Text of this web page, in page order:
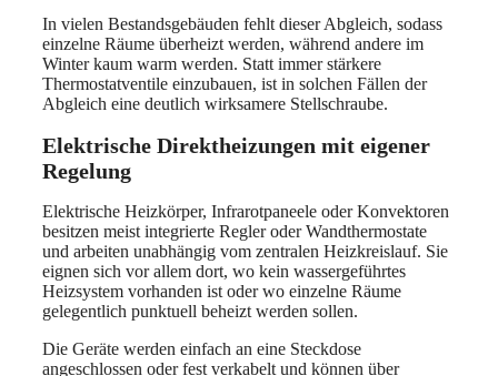
In vielen Bestandsgebäuden fehlt dieser Abgleich, sodass
einzelne Räume überheizt werden, während andere im
Winter kaum warm werden. Statt immer stärkere
Thermostatventile einzubauen, ist in solchen Fällen der
Abgleich eine deutlich wirksamere Stellschraube.
Elektrische Direktheizungen mit eigener
Regelung
Elektrische Heizkörper, Infrarotpaneele oder Konvektoren
besitzen meist integrierte Regler oder Wandthermostate
und arbeiten unabhängig vom zentralen Heizkreislauf. Sie
eignen sich vor allem dort, wo kein wassergeführtes
Heizsystem vorhanden ist oder wo einzelne Räume
gelegentlich punktuell beheizt werden sollen.
Die Geräte werden einfach an eine Steckdose
angeschlossen oder fest verkabelt und können über